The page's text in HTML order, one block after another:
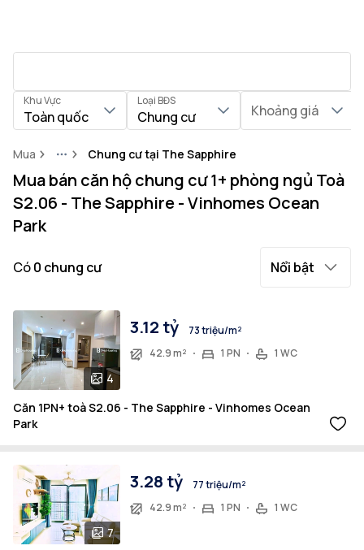
Khu Vực
Toàn quốc
Loại BĐS
Chung cư Khoảng giá
Mua MoreChung cư tại The Sapphire
Mua bán căn hộ chung cư 1+ phòng ngủ Toà
S2.06 - The Sapphire - Vinhomes Ocean
Park
Có0 chung cư Nổi bật
4
3.12 tỷ
73 triệu/m²
42.9 m²
1 PN 1 WC
Căn 1PN+ toà S2.06 - The Sapphire - Vinhomes Ocean
Park
7
3.28 tỷ
77 triệu/m²
42.9 m²
1 PN 1 WC